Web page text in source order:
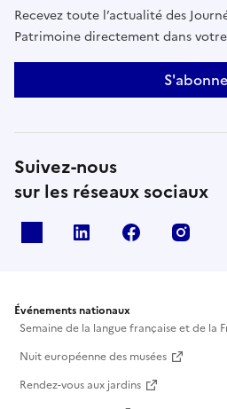
Recevez toute l’actualité des
Patrimoine directement dans
Suivez-nous
sur les réseaux sociaux
Linkedin Facebook
Événements nationaux
Semaine de la langue française et de la
Nuit européenne des musées
Rendez-vous aux jardins